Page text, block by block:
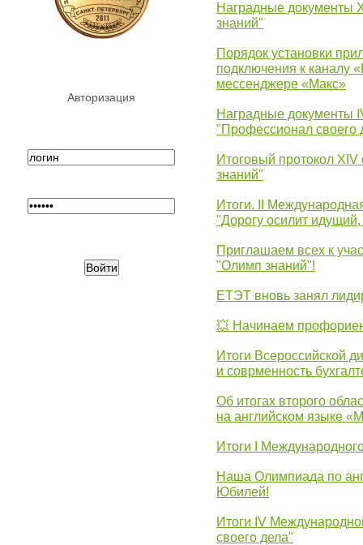
Авторизация
Наградные документы
знаний"
Порядок установки
подключения к каналу
мессенджере «Макс»
Наградные документы
"Профессионал своего
Итоговый протокол
знаний"
Итоги. II
"Дорогу осилит
Приглашаем всех к
"Олимп знаний"!
ЕТЭТ вновь занял
💥 Начинаем
Итоги Всероссийской
и соврменность
Об итогах второго
на английском языке
Итоги I
Наша Олимпиада по
Юбилей!
Итоги IV
своего дела"